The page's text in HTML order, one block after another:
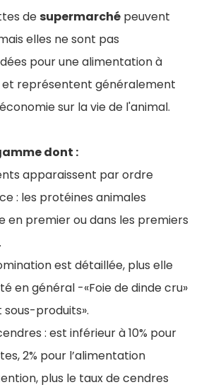
desupermarché peuvent
elles ne sont pas
pour une alimentation à
représentent généralement
sur la vie de l'animal.
dont :
apparaissent par ordre
: les protéines animales
en premier ou dans les premiers
est détaillée, plus elle
en général -«Foie de dinde cru»
sous-produits».
: est inférieur à 10% pour
2% pour l’alimentation
plus le taux de cendres